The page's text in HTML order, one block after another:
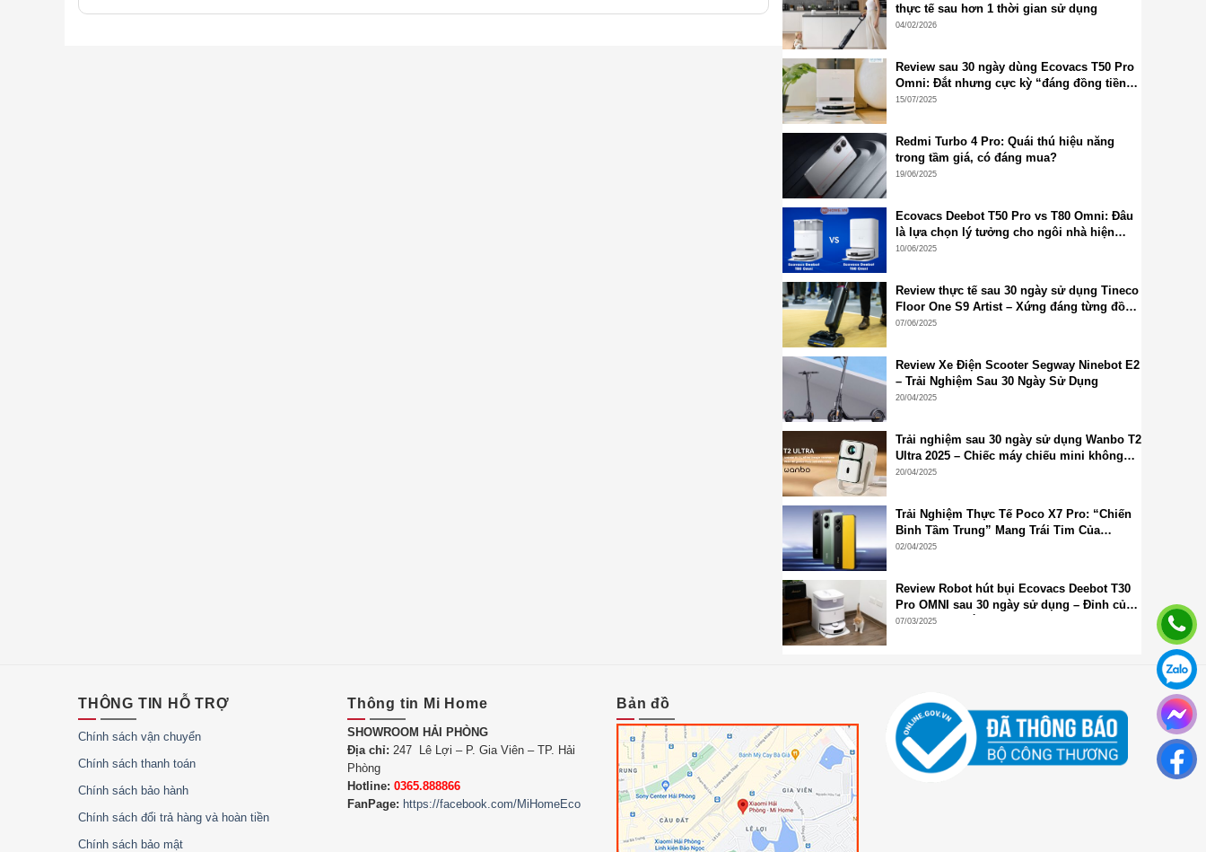
thực tế sau hơn 1 thời gian sử dụng
04/02/2026
Review sau 30 ngày dùng Ecovacs T50 Pro
Omni: Đắt nhưng cực kỳ “đáng đồng tiền
bát gạo”!
15/07/2025
Redmi Turbo 4 Pro: Quái thú hiệu năng
trong tầm giá, có đáng mua?
19/06/2025
Ecovacs Deebot T50 Pro vs T80 Omni: Đâu
là lựa chọn lý tưởng cho ngôi nhà hiện
đại?
10/06/2025
Review thực tế sau 30 ngày sử dụng Tineco
Floor One S9 Artist – Xứng đáng từng đồng
bỏ ra
07/06/2025
Review Xe Điện Scooter Segway Ninebot E2
– Trải Nghiệm Sau 30 Ngày Sử Dụng
20/04/2025
Trải nghiệm sau 30 ngày sử dụng Wanbo T2
Ultra 2025 – Chiếc máy chiếu mini không
thể thiếu cho góc giải trí tại gia
20/04/2025
Trải Nghiệm Thực Tế Poco X7 Pro: “Chiến
Binh Tầm Trung” Mang Trái Tim Của
Flagship
02/04/2025
Review Robot hút bụi Ecovacs Deebot T30
Pro OMNI sau 30 ngày sử dụng – Đỉnh của
chóp dù ra mắt đã lâu!
07/03/2025
THÔNG TIN HỖ TRỢ
Chính sách vận chuyển
Chính sách thanh toán
Chính sách bảo hành
Chính sách đổi trả hàng và hoàn tiền
Chính sách bảo mật
Thông tin Mi Home
SHOWROOM HẢI PHÒNG
Địa chỉ: 247 Lê Lợi – P. Gia Viên – TP. Hải
Phòng
Hotline: 0365.888866
FanPage: https://facebook.com/MiHomeEco
Bản đồ